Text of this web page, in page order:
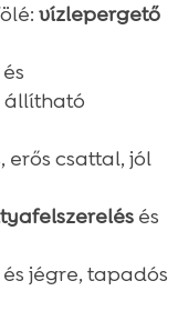
vízlepergető
állítható
csattal, jól
és
jégre, tapadós